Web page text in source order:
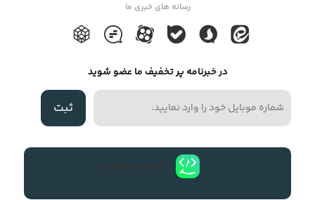
رسانه های خبری ما
در خبرنامه پر تخفیف ما عضو شوید
ثبت